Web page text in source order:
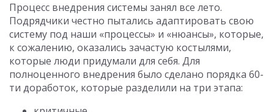
Процесс внедрения системы занял все лето.
Подрядчики честно пытались адаптировать свою
систему под наши «процессы» и «нюансы», которые,
к сожалению, оказались зачастую костылями,
которые люди придумали для себя. Для
полноценного внедрения было сделано порядка 60-
ти доработок, которые разделили на три этапа: